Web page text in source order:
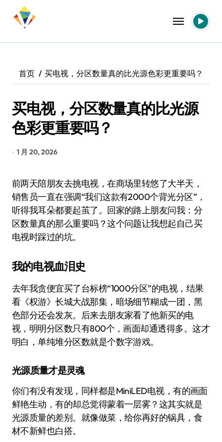
首页 买电视，分区数量真的比光源色彩更重要吗？
买电视，分区数量真的比光源
色彩更重要吗？
1 月 20, 2026
前两天陪朋友去挑电视，在商场里转悠了大半天，
销售员一直在强调“我们这款有2000个背光分区”，
听得我耳朵都要起茧了。回家的路上朋友问我：分
区数量真的那么重要吗？这个问题让我想起自己买
电视时踩过的坑。
我的电视血泪史
去年我贪便宜买了台标榜“1000分区”的电视，结果
看《权游》长城大战那集，暗场细节糊成一团，黑
色部分还会发灰。后来去朋友家看了他新买的电
视，明明分区数只有800个，画面却通透得多。这才
明白，单纯堆分区数就是个数字游戏。
光源质量才是灵魂
你们有没有发现，同样都是MiniLED电视，有的画面
鲜艳生动，有的却总觉得蒙着一层雾？这其实就是
光源质量的差别。就像做菜，给你再好的锅具，食
材不新鲜也白搭。